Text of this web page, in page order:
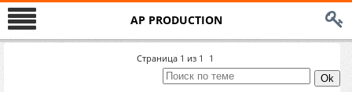
AP PRODUCTION
Страница 1 из 1 1